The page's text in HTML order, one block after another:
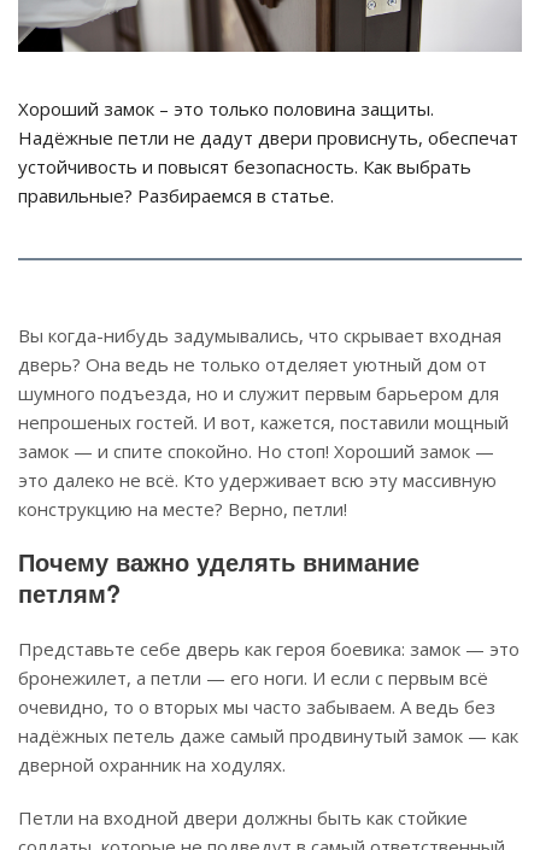
Хороший замок – это только половина защиты.
Надёжные петли не дадут двери провиснуть, обеспечат
устойчивость и повысят безопасность. Как выбрать
правильные? Разбираемся в статье.
Вы когда-нибудь задумывались, что скрывает входная
дверь? Она ведь не только отделяет уютный дом от
шумного подъезда, но и служит первым барьером для
непрошеных гостей. И вот, кажется, поставили мощный
замок — и спите спокойно. Но стоп! Хороший замок —
это далеко не всё. Кто удерживает всю эту массивную
конструкцию на месте? Верно, петли!
Почему важно уделять внимание
петлям?
Представьте себе дверь как героя боевика: замок — это
бронежилет, а петли — его ноги. И если с первым всё
очевидно, то о вторых мы часто забываем. А ведь без
надёжных петель даже самый продвинутый замок — как
дверной охранник на ходулях.
Петли на входной двери должны быть как стойкие